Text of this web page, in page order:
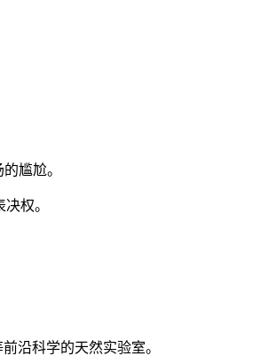
尴尬。
权。
沿科学的天然实验室。